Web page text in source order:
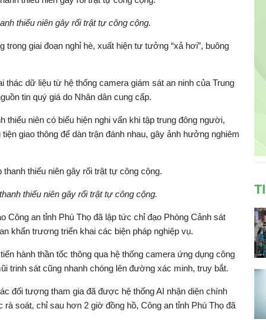
thiếu niên gây rối trật tự công cộng.
giai đoạn nghỉ hè, xuất hiện tư tưởng “xả hơi”, buông
thác dữ liệu từ hệ thống camera giám sát an ninh của Trung
tin quý giá do Nhân dân cung cấp.
niên có biểu hiện nghi vấn khi tập trung đông người,
giao thông để dàn trận đánh nhau, gây ảnh hưởng nghiêm
thiếu niên gây rối trật tự công cộng.
Công an tỉnh Phú Thọ đã lập tức chỉ đạo Phòng Cảnh sát
khẩn trương triển khai các biện pháp nghiệp vụ.
hành thần tốc thông qua hệ thống camera ứng dụng công
trinh sát cũng nhanh chóng lên đường xác minh, truy bắt.
đối tượng tham gia đã được hệ thống AI nhận diện chính
soát, chỉ sau hơn 2 giờ đồng hồ, Công an tỉnh Phú Thọ đã